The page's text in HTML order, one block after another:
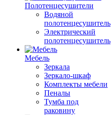
Полотенцесушители
Водяной
полотенцесушитель
Электрический
полотенцесушитель
Мебель
Зеркала
Зеркало-шкаф
Комплекты мебели
Пеналы
Тумба под
раковину